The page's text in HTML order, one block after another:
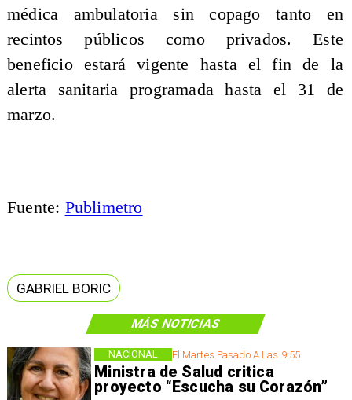
MÁS NOTICIAS
El Martes Pasado A Las 9:55
Ministra de Salud critica
proyecto “Escucha su Corazón”
NACIONAL
médica ambulatoria sin copago tanto en
recintos públicos como privados. Este
beneficio estará vigente hasta el fin de la
alerta sanitaria programada hasta el 31 de
marzo.
Fuente: Publimetro
GABRIEL BORIC